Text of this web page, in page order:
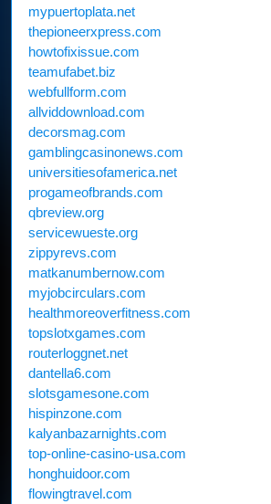
mypuertoplata.net
thepioneerxpress.com
howtofixissue.com
teamufabet.biz
webfullform.com
allviddownload.com
decorsmag.com
gamblingcasinonews.com
universitiesofamerica.net
progameofbrands.com
qbreview.org
servicewueste.org
zippyrevs.com
matkanumbernow.com
myjobcirculars.com
healthmoreoverfitness.com
topslotxgames.com
routerloggnet.net
dantella6.com
slotsgamesone.com
hispinzone.com
kalyanbazarnights.com
top-online-casino-usa.com
honghuidoor.com
flowingtravel.com